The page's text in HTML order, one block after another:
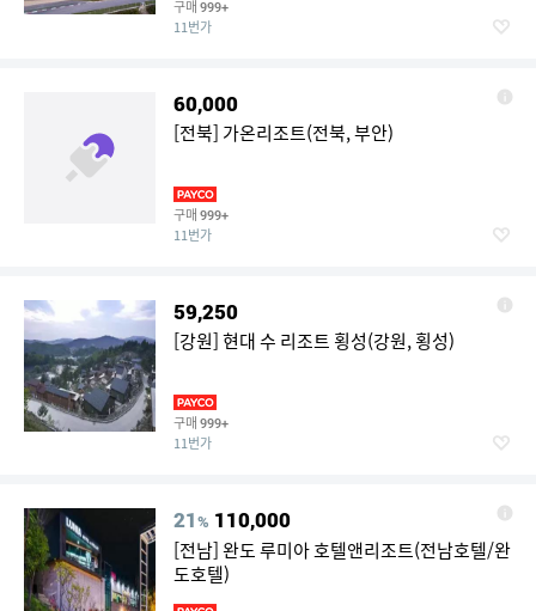
구매 999+
11번가
60,000
[전북] 가온리조트(전북, 부안)
구매 999+
11번가
59,250
[강원] 현대 수 리조트 횡성(강원, 횡성)
구매 999+
11번가
21% 110,000
[전남] 완도 루미아 호텔앤리조트(전남호텔/완
도호텔)